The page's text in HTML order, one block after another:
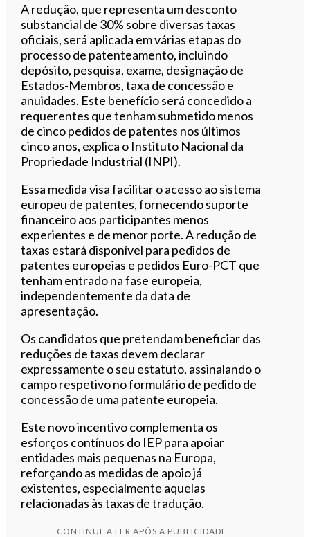
A redução, que representa um desconto
substancial de 30% sobre diversas taxas
oficiais, será aplicada em várias etapas do
processo de patenteamento, incluindo
depósito, pesquisa, exame, designação de
Estados-Membros, taxa de concessão e
anuidades. Este benefício será concedido a
requerentes que tenham submetido menos
de cinco pedidos de patentes nos últimos
cinco anos, explica o Instituto Nacional da
Propriedade Industrial (INPI).
Essa medida visa facilitar o acesso ao sistema
europeu de patentes, fornecendo suporte
financeiro aos participantes menos
experientes e de menor porte. A redução de
taxas estará disponível para pedidos de
patentes europeias e pedidos Euro-PCT que
tenham entrado na fase europeia,
independentemente da data de
apresentação.
Os candidatos que pretendam beneficiar das
reduções de taxas devem declarar
expressamente o seu estatuto, assinalando o
campo respetivo no formulário de pedido de
concessão de uma patente europeia.
Este novo incentivo complementa os
esforços contínuos do IEP para apoiar
entidades mais pequenas na Europa,
reforçando as medidas de apoio já
existentes, especialmente aquelas
relacionadas às taxas de tradução.
CONTINUE A LER APÓS A PUBLICIDADE